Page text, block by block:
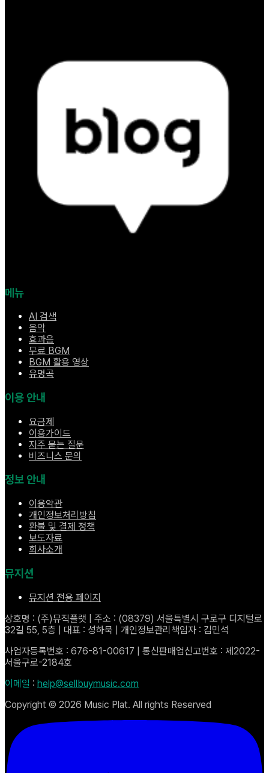
메뉴
AI 검색
음악
효과음
무료 BGM
BGM 활용 영상
유명곡
이용 안내
요금제
이용가이드
자주 묻는 질문
비즈니스 문의
정보 안내
이용약관
개인정보처리방침
환불 및 결제 정책
보도자료
회사소개
뮤지션
뮤지션 전용 페이지
상호명 : (주)뮤직플랫 | 주소 : (08379) 서울특별시 구로구 디지털로
32길 55, 5층 | 대표 : 성하묵 | 개인정보관리책임자 : 김민석
사업자등록번호 : 676-81-00617 | 통신판매업신고번호 : 제2022-
서울구로-2184호
이메일 : help@sellbuymusic.com
Copyright © 2026 Music Plat. All rights Reserved